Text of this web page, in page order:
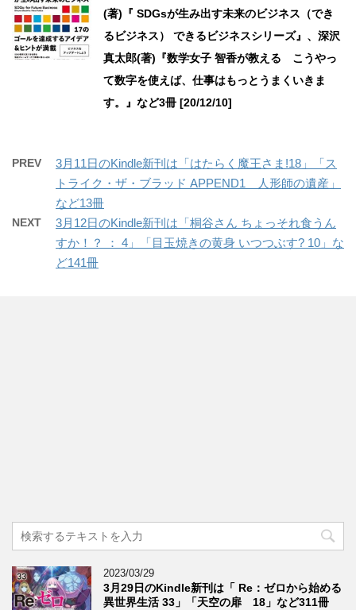
(著)『 SDGsが生み出す未来のビジネス（でき
るビジネス） できるビジネスシリーズ』、深沢
真太郎(著)『数学女子 智香が教える こうやっ
て数字を使えば、仕事はもっとうまくいきま
す。』など3冊 [20/12/10]
PREV
3月11日のKindle新刊は「はたらく魔王さま!18」「ス
トライク・ザ・ブラッド APPEND1 人形師の遺産」
など13冊
NEXT
3月12日のKindle新刊は「桐谷さん ちょっそれ食うん
すか！？ ： 4」「目玉焼きの黄身 いつつぶす? 10」な
ど141冊
2023/03/29
3月29日のKindle新刊は「 Re：ゼロから始める
異世界生活 33」「天空の扉 18」など311冊